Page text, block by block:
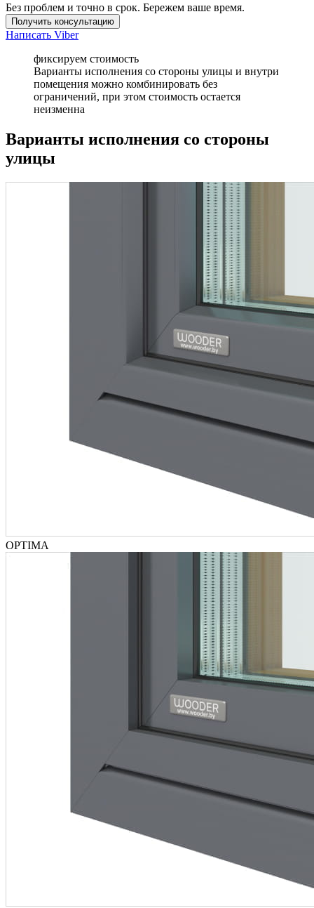
Без проблем и точно в срок. Бережем ваше время.
Получить консультацию
Написать Viber
фиксируем стоимость
Варианты исполнения со стороны улицы и внутри
помещения можно комбинировать без
ограничений, при этом стоимость остается
неизменна
Варианты исполнения со стороны
улицы
OPTIMA